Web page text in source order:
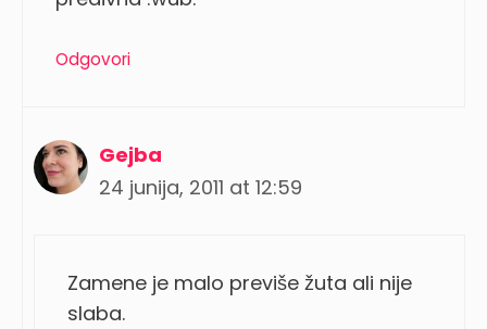
Odgovori
Gejba
24 junija, 2011 at 12:59
Zamene je malo previše žuta ali nije
slaba.